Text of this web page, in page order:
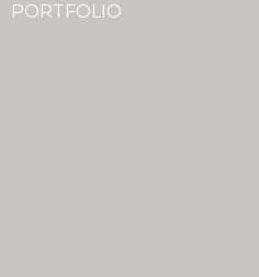
PORTFOLIO